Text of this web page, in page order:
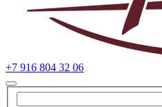
+7 916 804 32 06